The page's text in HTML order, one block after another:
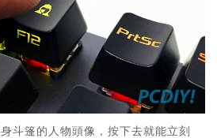
斗篷的人物頭像，按下去就能立刻